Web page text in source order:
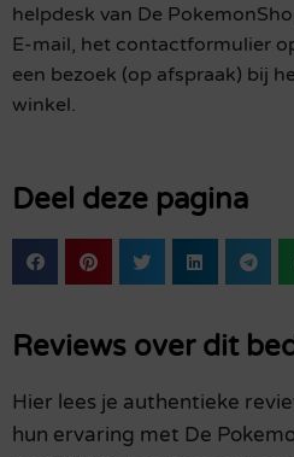
helpdesk van De
E-mail, het contactformulier
een bezoek (op afspraak) bij
winkel.
Deel deze pagina
Reviews over dit
Hier lees je authentieke
hun ervaring met De